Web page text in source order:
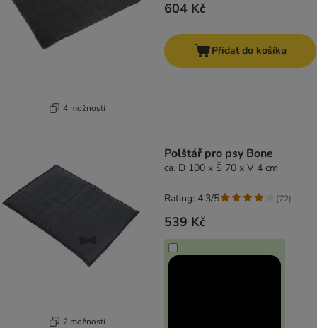
4 možností
604 Kč
Přidat do košíku
2 možností
Polštář pro psy Bone
ca. D 100 x Š 70 x V 4 cm
539 Kč
Rating: 4.3/5 (72)